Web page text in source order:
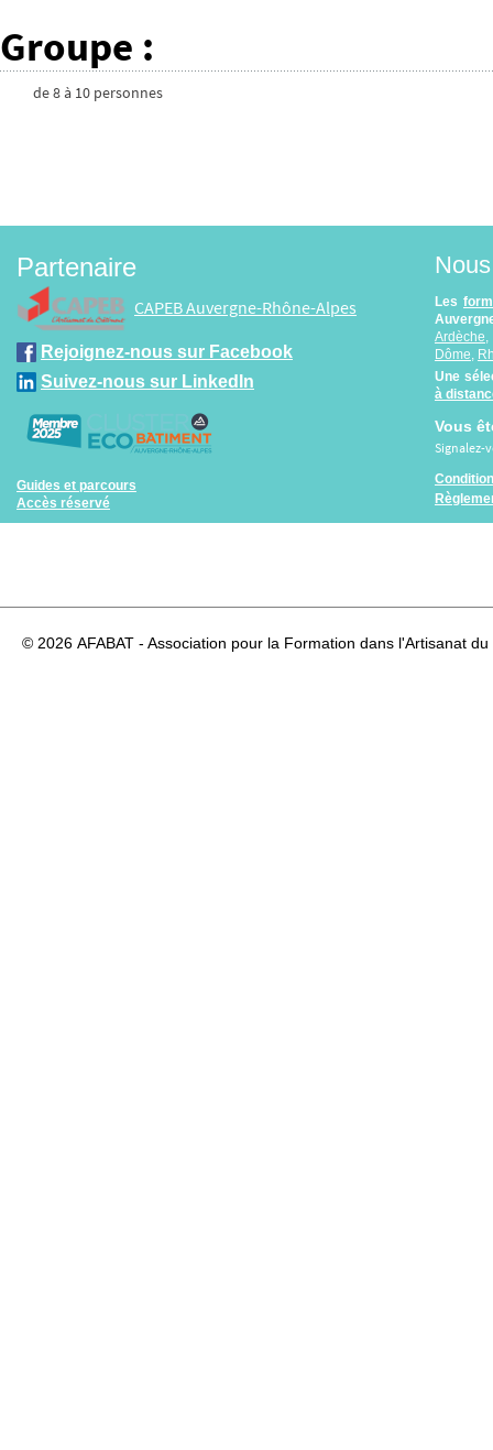
Groupe :
de8à 10 personnes
Partenaire
CAPEB Auvergne-Rhône-Alpes
Rejoignez-nous sur Facebook
Suivez-nous sur LinkedIn
Guides et parcours
Accès réservé
Les
Ardèche
Dôme
Une
à
Vous
Signalez-
© 2026 AFABAT - Association pour la Formation dans l'Artisanat du